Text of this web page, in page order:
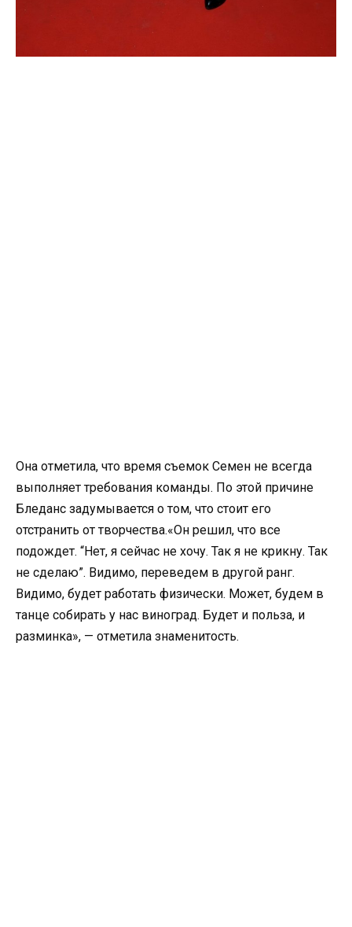
Она отметила, что время съемок Семен не всегда
выполняет требования команды. По этой причине
Бледанс задумывается о том, что стоит его
отстранить от творчества.«Он решил, что все
подождет. “Нет, я сейчас не хочу. Так я не крикну. Так
не сделаю”. Видимо, переведем в другой ранг.
Видимо, будет работать физически. Может, будем в
танце собирать у нас виноград. Будет и польза, и
разминка», — отметила знаменитость.